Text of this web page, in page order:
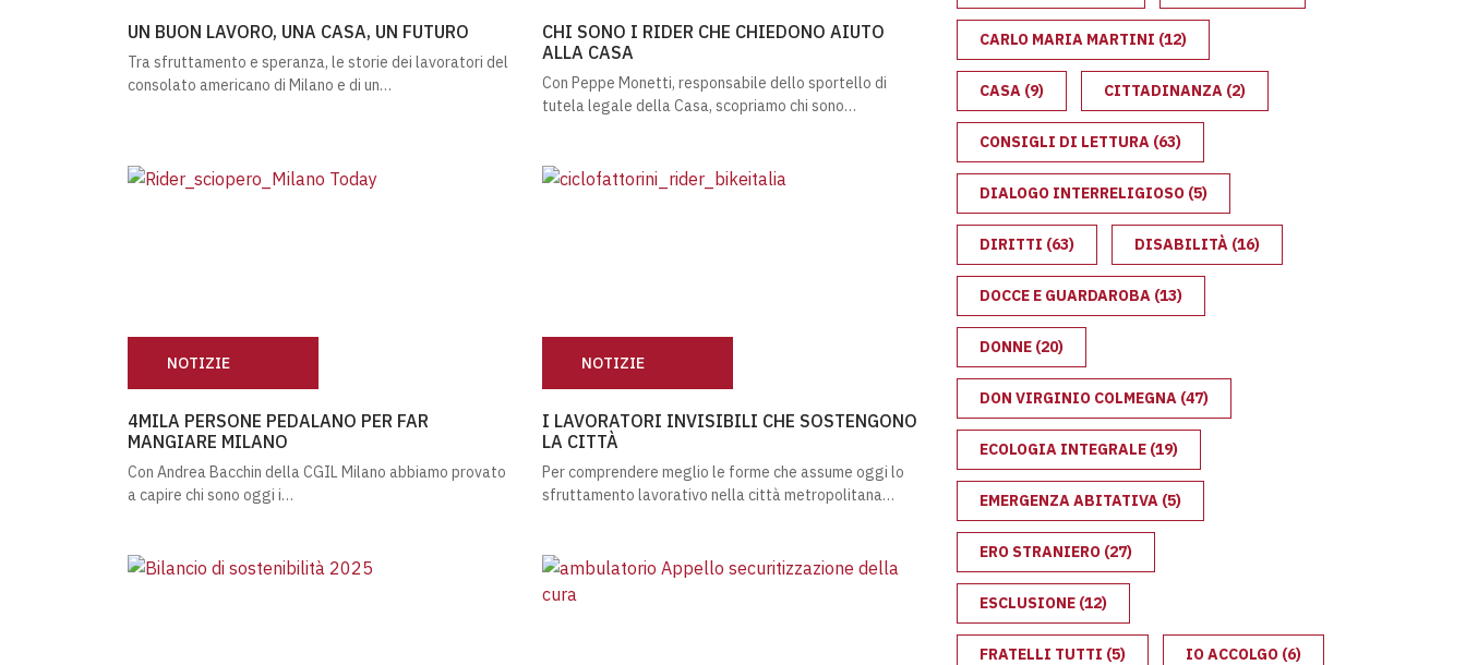
UN BUON LAVORO, UNA CASA, UN FUTURO
Tra sfruttamento e speranza, le storie dei lavoratori del
consolato americano di Milano e di un…
CHI SONO I RIDER CHE CHIEDONO AIUTO ALLA CASA
CHI SONO I RIDER CHE CHIEDONO AIUTO
ALLA CASA
Con Peppe Monetti, responsabile dello sportello di
tutela legale della Casa, scopriamo chi sono…
NOTIZIE
4MILA PERSONE PEDALANO PER FAR
MANGIARE MILANO
Con Andrea Bacchin della CGIL Milano abbiamo provato
a capire chi sono oggi i…
I LAVORATORI INVISIBILI CHE SOSTENGONO LA CITTÀ
NOTIZIE
I LAVORATORI INVISIBILI CHE SOSTENGONO
LA CITTÀ
Per comprendere meglio le forme che assume oggi lo
sfruttamento lavorativo nella città metropolitana…
CARLO MARIA MARTINI (12)
CASA (9) CITTADINANZA (2)
CONSIGLI DI LETTURA (63)
DIALOGO INTERRELIGIOSO (5)
DIRITTI (63) DISABILITÀ (16)
DOCCE E GUARDAROBA (13)
DONNE (20)
DON VIRGINIO COLMEGNA (47)
ECOLOGIA INTEGRALE (19)
EMERGENZA ABITATIVA (5)
ERO STRANIERO (27)
ESCLUSIONE (12)
FRATELLI TUTTI (5) IO ACCOLGO (6)